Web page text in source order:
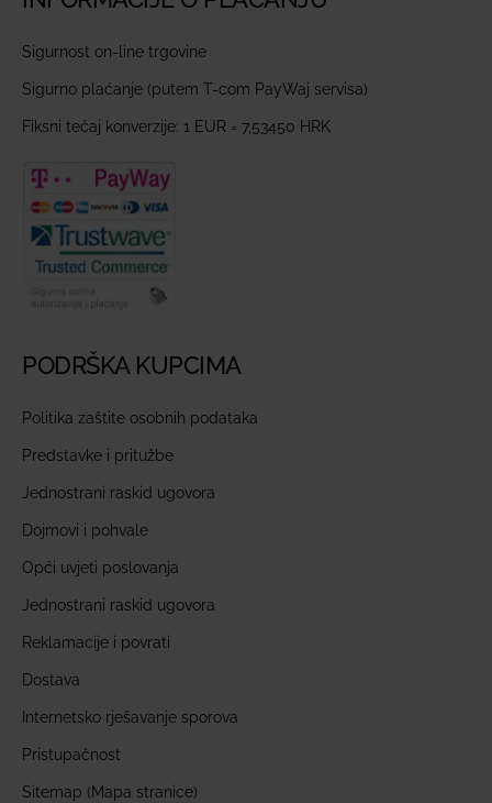
Sigurnost on-line trgovine
Sigurno plaćanje (putem T-com PayWaj servisa)
Fiksni tečaj konverzije: 1 EUR = 7,53450 HRK
PODRŠKA KUPCIMA
Politika zaštite osobnih podataka
Predstavke i pritužbe
Jednostrani raskid ugovora
Dojmovi i pohvale
Opći uvjeti poslovanja
Jednostrani raskid ugovora
Reklamacije i povrati
Dostava
Internetsko rješavanje sporova
Pristupačnost
Sitemap (Mapa stranice)